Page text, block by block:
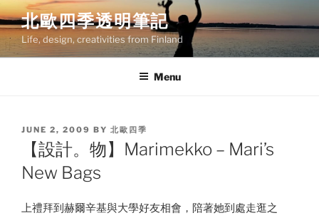
Skip
to
content
北歐四季透明筆記
Life, design, creativities from Finland
Menu
POSTED
ON
JUNE 2, 2009 BY 北歐四季
【設計。物】Marimekko – Mari’s
New Bags
上禮拜到赫爾辛基與大學好友相會，陪著她到處走逛之